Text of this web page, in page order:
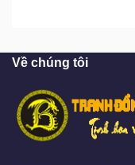
Về chúng tôi